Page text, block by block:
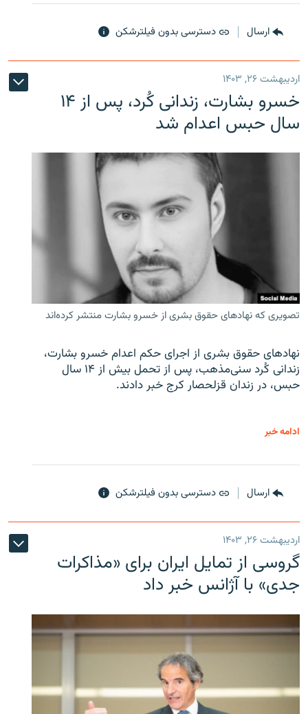
ارسال دسترسی بدون فیلترشکن
اردیبهشت ۲۶, ۱۴۰۳
خسرو بشارت، زندانی کُرد، پس از ۱۴
سال حبس اعدام شد
تصویری که نهادهای حقوق بشری از خسرو بشارت منتشر کرده‌اند
نهادهای حقوق بشری از اجرای حکم اعدام خسرو بشارت،
زندانی کُرد سنی‌مذهب، پس از تحمل بیش از ۱۴ سال
حبس، در زندان قزلحصار کرج خبر دادند.
ادامه خبر
ارسال دسترسی بدون فیلترشکن
اردیبهشت ۲۶, ۱۴۰۳
گروسی از تمایل ایران برای «مذاکرات
جدی» با آژانس خبر داد